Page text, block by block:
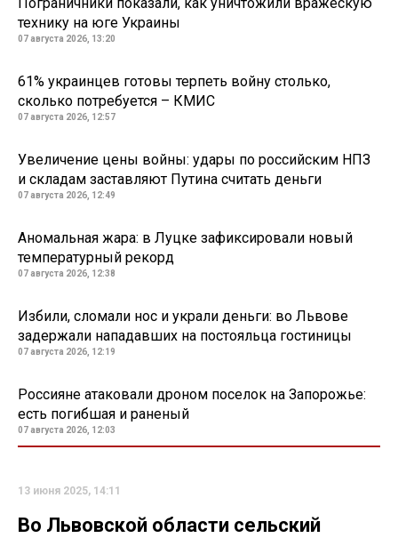
Пограничники показали, как уничтожили вражескую
технику на юге Украины
07 августа 2026, 13:20
61% украинцев готовы терпеть войну столько,
сколько потребуется – КМИС
07 августа 2026, 12:57
Увеличение цены войны: удары по российским НПЗ
и складам заставляют Путина считать деньги
07 августа 2026, 12:49
Аномальная жара: в Луцке зафиксировали новый
температурный рекорд
07 августа 2026, 12:38
Избили, сломали нос и украли деньги: во Львове
задержали нападавших на постояльца гостиницы
07 августа 2026, 12:19
Россияне атаковали дроном поселок на Запорожье:
есть погибшая и раненый
07 августа 2026, 12:03
13 июня 2025, 14:11
Во Львовской области сельский